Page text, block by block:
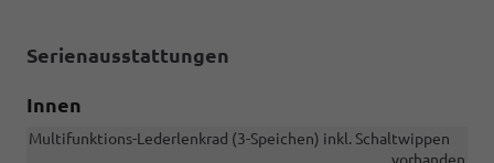
Serienausstattungen
Innen
Multifunktions-Lederlenkrad (3-Speichen) inkl. Schaltwippen
vorhanden